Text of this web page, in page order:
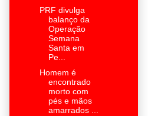
PRF divulga
balanço da
Operação
Semana
Santa em
Pe...
Homem é
encontrado
morto com
pés e mãos
amarrados ...